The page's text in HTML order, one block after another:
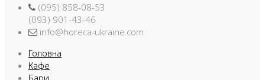
(095) 858-08-53
(093) 901-43-46
info@horeca-ukraine.com
Головна
Кафе
Бари